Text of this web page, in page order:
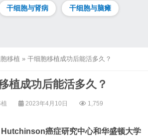
干细胞与肾病 干细胞与脑瘫
移植 » 干细胞移植成功后能活多久？
植成功后能活多久？
2023年4月10日 1,759
癌症研究中心和华盛顿大学